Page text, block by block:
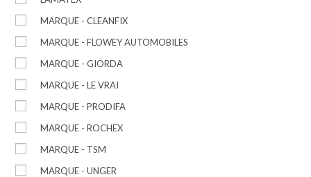
MARQUE - CLEANFIX
MARQUE - FLOWEY AUTOMOBILES
MARQUE - GIORDA
MARQUE - LE VRAI
MARQUE - PRODIFA
MARQUE - ROCHEX
MARQUE - TSM
MARQUE - UNGER